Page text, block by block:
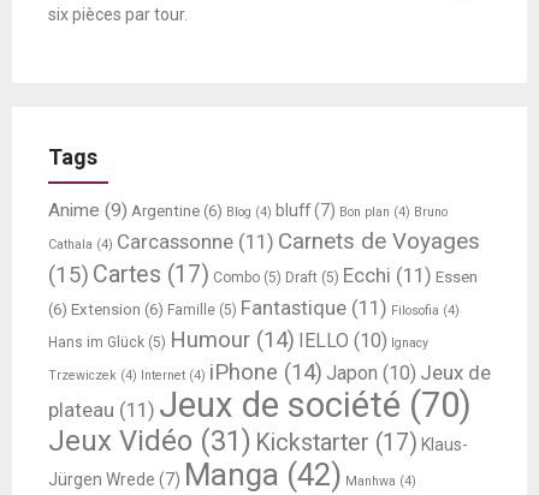
six pièces par tour.
Tags
Anime (9) Argentine (6) Blog (4) bluff(7) Bon plan (4) Bruno
Cathala (4) Carcassonne (11) Carnets de Voyages
(15) Cartes (17) Combo (5) Draft (5) Ecchi (11) Essen
(6) Extension (6) Famille (5) Fantastique (11) Filosofia (4)
Hans im Glück (5) Humour (14) IELLO (10) Ignacy
Trzewiczek (4) Internet (4) iPhone (14) Japon (10) Jeux de
plateau (11) Jeux de société (70)
Jeux Vidéo (31) Kickstarter (17) Klaus-
Jürgen Wrede (7) Manga (42) Manhwa (4)